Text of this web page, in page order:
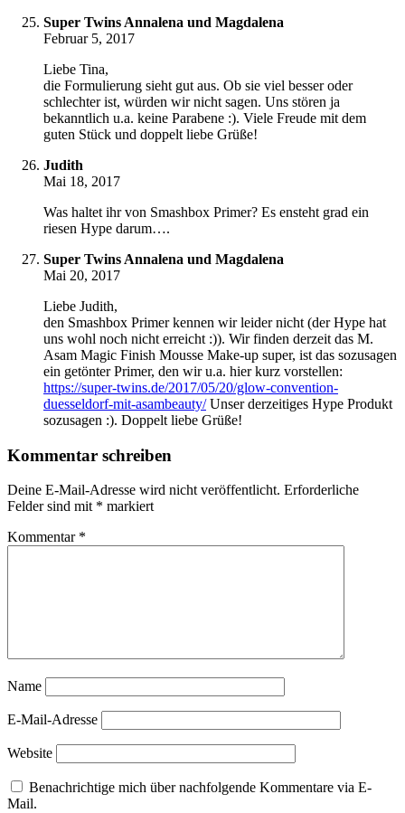
Super Twins Annalena und Magdalena
Februar 5, 2017
Liebe Tina,
die Formulierung sieht gut aus. Ob sie viel besser oder
schlechter ist, würden wir nicht sagen. Uns stören ja
bekanntlich u.a. keine Parabene :). Viele Freude mit dem
guten Stück und doppelt liebe Grüße!
Judith
Mai 18, 2017
Was haltet ihr von Smashbox Primer? Es ensteht grad ein
riesen Hype darum….
Super Twins Annalena und Magdalena
Mai 20, 2017
Liebe Judith,
den Smashbox Primer kennen wir leider nicht (der Hype hat
uns wohl noch nicht erreicht :)). Wir finden derzeit das M.
Asam Magic Finish Mousse Make-up super, ist das sozusagen
ein getönter Primer, den wir u.a. hier kurz vorstellen:
https://super-twins.de/2017/05/20/glow-convention-
duesseldorf-mit-asambeauty/Unser derzeitiges Hype Produkt
sozusagen :). Doppelt liebe Grüße!
Kommentar schreiben
Deine E-Mail-Adresse wird nicht veröffentlicht. Erforderliche
Felder sind mit * markiert
Kommentar *
Name
E-Mail-Adresse
Website
Benachrichtige mich über nachfolgende Kommentare via E-
Mail.